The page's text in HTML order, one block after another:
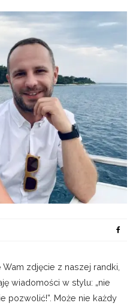
zdjęcie z naszej randki,
wiadomości w stylu: „nie
pozwolić!”. Może nie każdy